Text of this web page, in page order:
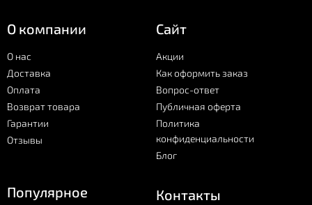
О компании
О нас
Доставка
Оплата
Возврат товара
Гарантии
Отзывы
Сайт
Акции
Как оформить заказ
Вопрос-ответ
Публичная оферта
Политика
конфиденциальности
Блог
Популярное Контакты